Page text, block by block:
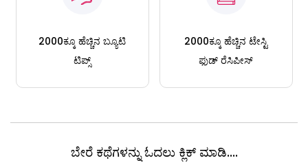
2000ಕ್ಕೂ ಹೆಚ್ಚಿನ ಬ್ಯೂಟಿ
ಟಿಪ್ಸ್
2000ಕ್ಕೂ ಹೆಚ್ಚಿನ ಟೇಸ್ಟಿ
ಫುಡ್ ರೆಸಿಪೀಸ್
ಬೇರೆ ಕಥೆಗಳನ್ನು ಓದಲು ಕ್ಲಿಕ್ ಮಾಡಿ....